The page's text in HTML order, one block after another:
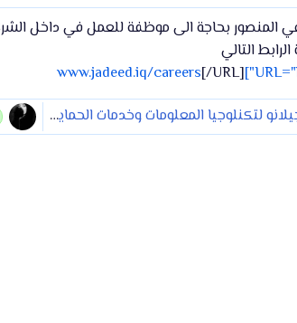
في المنصور بحاجة الى موظفة للعمل في داخل
التالي
[/URL]
وخدمات الحماية عن توفر فرصة عمل بصفة (مبرمج تطبيقات الموبايل ) بدوام كامل